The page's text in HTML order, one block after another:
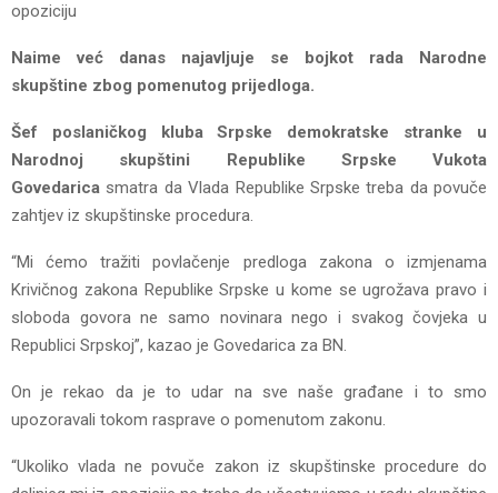
opoziciju
Naime već danas najavljuje se bojkot rada Narodne
skupštine zbog pomenutog prijedloga.
Šef poslaničkog kluba Srpske demokratske stranke u
Narodnoj skupštini Republike Srpske Vukota
Govedarica smatra da Vlada Republike Srpske treba da povuče
zahtjev iz skupštinske procedura.
“Mi ćemo tražiti povlačenje predloga zakona o izmjenama
Krivičnog zakona Republike Srpske u kome se ugrožava pravo i
sloboda govora ne samo novinara nego i svakog čovjeka u
Republici Srpskoj”, kazao je Govedarica za BN.
On je rekao da je to udar na sve naše građane i to smo
upozoravali tokom rasprave o pomenutom zakonu.
“Ukoliko vlada ne povuče zakon iz skupštinske procedure do